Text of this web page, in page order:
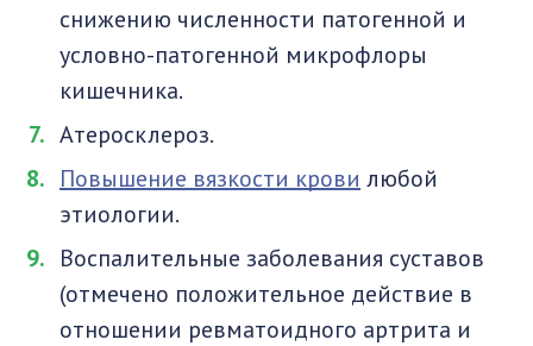
снижению численности патогенной и
условно-патогенной микрофлоры
кишечника.
Атеросклероз.
Повышение вязкости крови любой
этиологии.
Воспалительные заболевания суставов
(отмечено положительное действие в
отношении ревматоидного артрита и